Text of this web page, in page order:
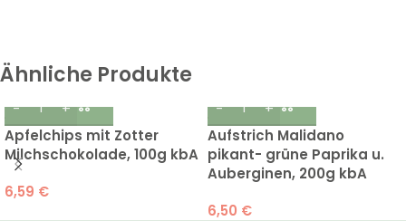
Ähnliche Produkte
Apfelchips mit Zotter
Milchschokolade, 100g kbA
6,59 €
Aufstrich Malidano
pikant- grüne Paprika u.
Auberginen, 200g kbA
6,50 €